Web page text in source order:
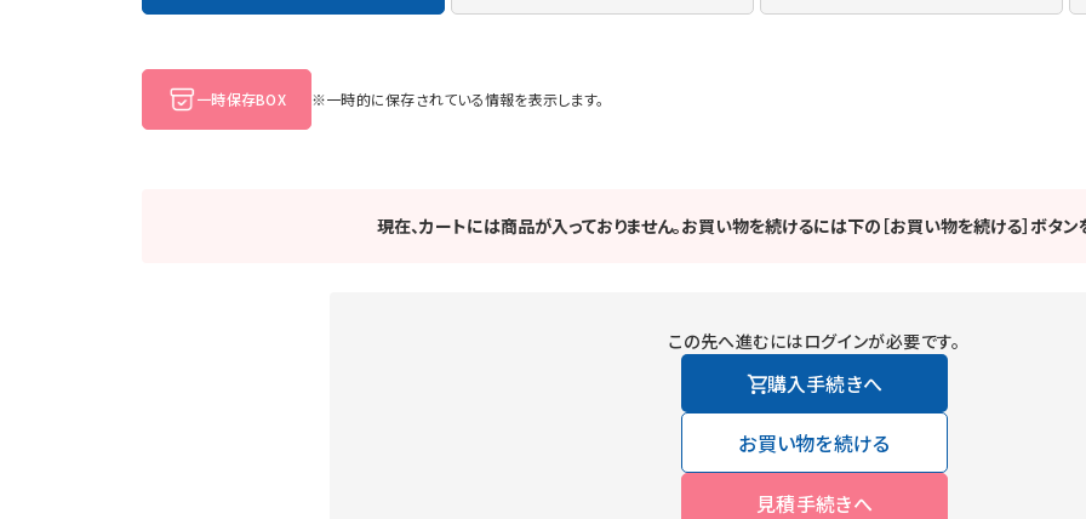
一時保存BOX ※一時的に保存されている情報を表示します。
現在、カートには商品が入っておりません。お買い物を続けるには下の［お買い物を続ける］ボタン
この先へ進むにはログインが必要です。
購入手続きへ
お買い物を続ける
見積手続きへ